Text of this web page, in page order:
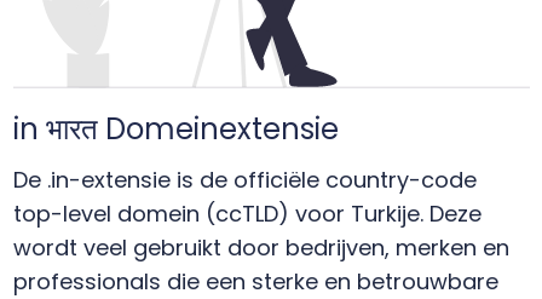
in भारत Domeinextensie
De .in-extensie is de officiële country-code
top-level domein (ccTLD) voor Turkije. Deze
wordt veel gebruikt door bedrijven, merken en
professionals die een sterke en betrouwbare